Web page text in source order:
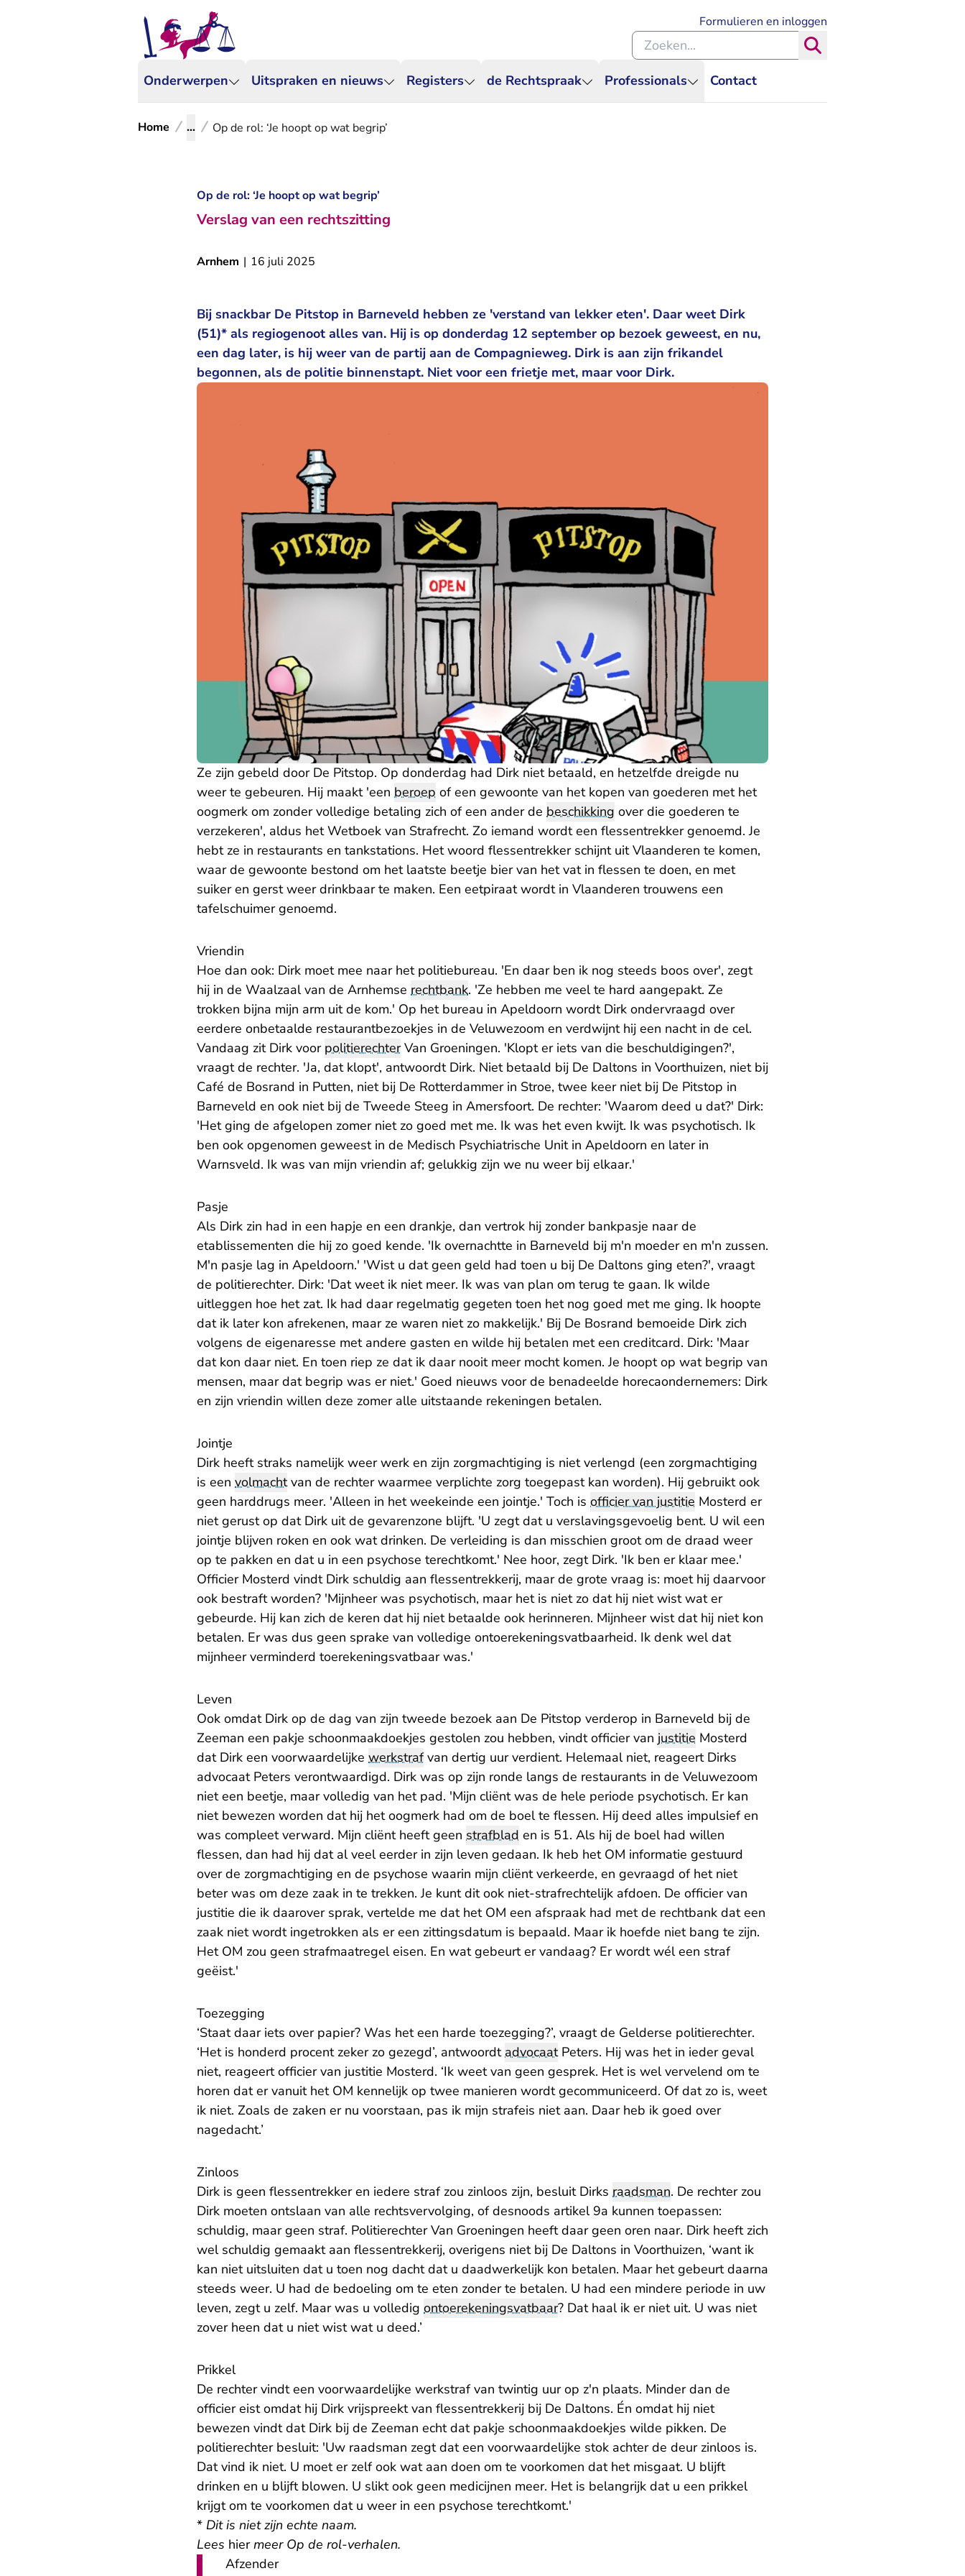
Onderwerpen Uitspraken en nieuws Registers de Rechtspraak Professionals Contact
Formulieren en inloggen
Zoeken binnen de Rechtspraak
Home ... Op de rol: ‘Je hoopt op wat begrip’
Op de rol: ‘Je hoopt op wat begrip’
Verslag van een rechtszitting
Arnhem | 16 juli 2025
Bij snackbar De Pitstop in Barneveld hebben ze 'verstand van lekker eten'. Daar weet Dirk
(51)* als regiogenoot alles van. Hij is op donderdag 12 september op bezoek geweest, en nu,
een dag later, is hij weer van de partij aan de Compagnieweg. Dirk is aan zijn frikandel
begonnen, als de politie binnenstapt. Niet voor een frietje met, maar voor Dirk.
Ze zijn gebeld door De Pitstop. Op donderdag had Dirk niet betaald, en hetzelfde dreigde nu
weer te gebeuren. Hij maakt 'een beroep of een gewoonte van het kopen van goederen met het
oogmerk om zonder volledige betaling zich of een ander de beschikking over die goederen te
verzekeren', aldus het Wetboek van Strafrecht. Zo iemand wordt een flessentrekker genoemd. Je
hebt ze in restaurants en tankstations. Het woord flessentrekker schijnt uit Vlaanderen te komen,
waar de gewoonte bestond om het laatste beetje bier van het vat in flessen te doen, en met
suiker en gerst weer drinkbaar te maken. Een eetpiraat wordt in Vlaanderen trouwens een
tafelschuimer genoemd.
Vriendin
Hoe dan ook: Dirk moet mee naar het politiebureau. 'En daar ben ik nog steeds boos over', zegt
hij in de Waalzaal van de Arnhemse rechtbank. 'Ze hebben me veel te hard aangepakt. Ze
trokken bijna mijn arm uit de kom.' Op het bureau in Apeldoorn wordt Dirk ondervraagd over
eerdere onbetaalde restaurantbezoekjes in de Veluwezoom en verdwijnt hij een nacht in de cel.
Vandaag zit Dirk voor politierechterVan Groeningen. 'Klopt er iets van die beschuldigingen?',
vraagt de rechter. 'Ja, dat klopt', antwoordt Dirk. Niet betaald bij De Daltons in Voorthuizen, niet bij
Café de Bosrand in Putten, niet bij De Rotterdammer in Stroe, twee keer niet bij De Pitstop in
Barneveld en ook niet bij de Tweede Steeg in Amersfoort. De rechter: 'Waarom deed u dat?' Dirk:
'Het ging de afgelopen zomer niet zo goed met me. Ik was het even kwijt. Ik was psychotisch. Ik
ben ook opgenomen geweest in de Medisch Psychiatrische Unit in Apeldoorn en later in
Warnsveld. Ik was van mijn vriendin af; gelukkig zijn we nu weer bij elkaar.'
Pasje
Als Dirk zin had in een hapje en een drankje, dan vertrok hij zonder bankpasje naar de
etablissementen die hij zo goed kende. 'Ik overnachtte in Barneveld bij m'n moeder en m'n zussen.
M'n pasje lag in Apeldoorn.' 'Wist u dat geen geld had toen u bij De Daltons ging eten?', vraagt
de politierechter. Dirk: 'Dat weet ik niet meer. Ik was van plan om terug te gaan. Ik wilde
uitleggen hoe het zat. Ik had daar regelmatig gegeten toen het nog goed met me ging. Ik hoopte
dat ik later kon afrekenen, maar ze waren niet zo makkelijk.' Bij De Bosrand bemoeide Dirk zich
volgens de eigenaresse met andere gasten en wilde hij betalen met een creditcard. Dirk: 'Maar
dat kon daar niet. En toen riep ze dat ik daar nooit meer mocht komen. Je hoopt op wat begrip van
mensen, maar dat begrip was er niet.' Goed nieuws voor de benadeelde horecaondernemers: Dirk
en zijn vriendin willen deze zomer alle uitstaande rekeningen betalen.
Jointje
Dirk heeft straks namelijk weer werk en zijn zorgmachtiging is niet verlengd (een zorgmachtiging
is een volmachtvan de rechter waarmee verplichte zorg toegepast kan worden). Hij gebruikt ook
geen harddrugs meer. 'Alleen in het weekeinde een jointje.' Toch is officier van justitie Mosterd er
niet gerust op dat Dirk uit de gevarenzone blijft. 'U zegt dat u verslavingsgevoelig bent. U wil een
jointje blijven roken en ook wat drinken. De verleiding is dan misschien groot om de draad weer
op te pakken en dat u in een psychose terechtkomt.' Nee hoor, zegt Dirk. 'Ik ben er klaar mee.'
Officier Mosterd vindt Dirk schuldig aan flessentrekkerij, maar de grote vraag is: moet hij daarvoor
ook bestraft worden? 'Mijnheer was psychotisch, maar het is niet zo dat hij niet wist wat er
gebeurde. Hij kan zich de keren dat hij niet betaalde ook herinneren. Mijnheer wist dat hij niet kon
betalen. Er was dus geen sprake van volledige ontoerekeningsvatbaarheid. Ik denk wel dat
mijnheer verminderd toerekeningsvatbaar was.'
Leven
Ook omdat Dirk op de dag van zijn tweede bezoek aan De Pitstop verderop in Barneveld bij de
Zeeman een pakje schoonmaakdoekjes gestolen zou hebben, vindt officier van justitie Mosterd
dat Dirk een voorwaardelijke werkstrafvan dertig uur verdient. Helemaal niet, reageert Dirks
advocaat Peters verontwaardigd. Dirk was op zijn ronde langs de restaurants in de Veluwezoom
niet een beetje, maar volledig van het pad. 'Mijn cliënt was de hele periode psychotisch. Er kan
niet bewezen worden dat hij het oogmerk had om de boel te flessen. Hij deed alles impulsief en
was compleet verward. Mijn cliënt heeft geen strafblad en is 51. Als hij de boel had willen
flessen, dan had hij dat al veel eerder in zijn leven gedaan. Ik heb het OM informatie gestuurd
over de zorgmachtiging en de psychose waarin mijn cliënt verkeerde, en gevraagd of het niet
beter was om deze zaak in te trekken. Je kunt dit ook niet-strafrechtelijk afdoen. De officier van
justitie die ik daarover sprak, vertelde me dat het OM een afspraak had met de rechtbank dat een
zaak niet wordt ingetrokken als er een zittingsdatum is bepaald. Maar ik hoefde niet bang te zijn.
Het OM zou geen strafmaatregel eisen. En wat gebeurt er vandaag? Er wordt wél een straf
geëist.'
Toezegging
‘Staat daar iets over papier? Was het een harde toezegging?’, vraagt de Gelderse politierechter.
‘Het is honderd procent zeker zo gezegd’, antwoordtadvocaatPeters. Hij was het in ieder geval
niet, reageert officier van justitie Mosterd. ‘Ik weet van geen gesprek. Het is wel vervelend om te
horen dat er vanuit het OM kennelijk op twee manieren wordt gecommuniceerd. Of dat zo is, weet
ik niet. Zoals de zaken er nu voorstaan, pas ik mijn strafeis niet aan. Daar heb ik goed over
nagedacht.’
Zinloos
Dirk is geen flessentrekker en iedere straf zou zinloos zijn, besluit Dirks raadsman. De rechter zou
Dirk moeten ontslaan van alle rechtsvervolging, of desnoods artikel 9a kunnen toepassen:
schuldig, maar geen straf. Politierechter Van Groeningen heeft daar geen oren naar. Dirk heeft zich
wel schuldig gemaakt aan flessentrekkerij, overigens niet bij De Daltons in Voorthuizen, ‘want ik
kan niet uitsluiten dat u toen nog dacht dat u daadwerkelijk kon betalen. Maar het gebeurt daarna
steeds weer. U had de bedoeling om te eten zonder te betalen. U had een mindere periode in uw
leven, zegt u zelf. Maar was u volledig ontoerekeningsvatbaar? Dat haal ik er niet uit. U was niet
zover heen dat u niet wist wat u deed.’
Prikkel
De rechter vindt een voorwaardelijke werkstraf van twintig uur op z'n plaats. Minder dan de
officier eist omdat hij Dirk vrijspreekt van flessentrekkerij bij De Daltons. Én omdat hij niet
bewezen vindt dat Dirk bij de Zeeman echt dat pakje schoonmaakdoekjes wilde pikken. De
politierechter besluit: 'Uw raadsman zegt dat een voorwaardelijke stok achter de deur zinloos is.
Dat vind ik niet. U moet er zelf ook wat aan doen om te voorkomen dat het misgaat. U blijft
drinken en u blijft blowen. U slikt ook geen medicijnen meer. Het is belangrijk dat u een prikkel
krijgt om te voorkomen dat u weer in een psychose terechtkomt.'
* Dit is niet zijn echte naam.
Lees hiermeer Op de rol-verhalen.
Afzender